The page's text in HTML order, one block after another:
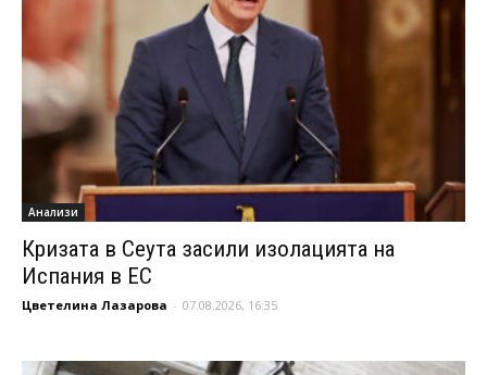
Анализи
Кризата в Сеута засили изолацията на
Испания в ЕС
Цветелина Лазарова - 07.08.2026, 16:35